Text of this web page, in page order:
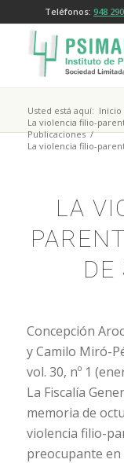
Teléfonos: 948
Usted está aquí: Inicio
La violencia filio-
Publicaciones /
La violencia filio-
LA
DE
Concepción
y Camilo Miró-
vol. 30, nº 1
La Fiscalía
memoria de
violencia filio-
preocupante en